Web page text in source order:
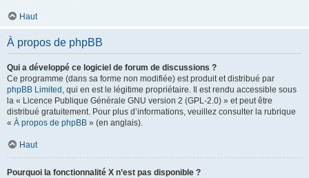
Haut
À propos de phpBB
Qui a développé ce logiciel de forum de discussions ?
Ce programme (dans sa forme non modifiée) est produit et distribué par
phpBB Limited , qui en est le légitime propriétaire. Il est rendu accessible sous
la « Licence Publique Générale GNU version 2 (GPL-2.0) » et peut être
distribué gratuitement. Pour plus d’informations, veuillez consulter la rubrique
« À propos de phpBB » (en anglais).
Haut
Pourquoi la fonctionnalité X n’est pas disponible ?